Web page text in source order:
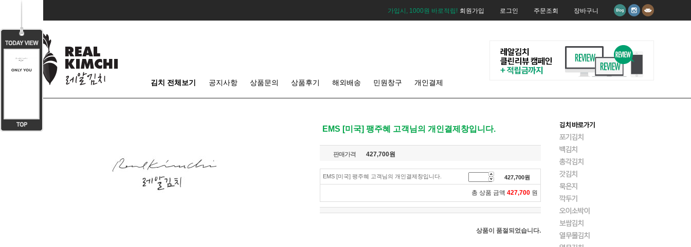
가입시, 1000원 바로적립! 회원가입 로그인 주문조회 장바구니
김치 전체보기 공지사항 상품문의 상품후기 해외배송 민원창구 개인결제
EMS [미국] 팽주혜 고객님의 개인결제창입니다.
판매가격 427,700원
EMS [미국] 팽주혜 고객님의 개인결제창입니다. 427,700원
총 상품 금액 427,700 원
상품이 품절되었습니다.